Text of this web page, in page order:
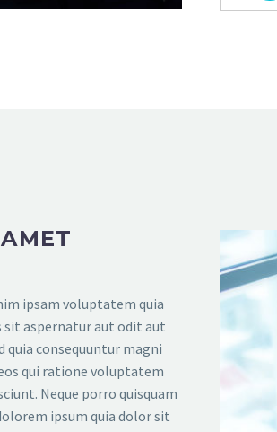
ipsam voluptatem quia
sit aspernatur aut odit aut
quia consequuntur magni
qui ratione voluptatem
Neque porro quisquam
ipsum quia dolor sit